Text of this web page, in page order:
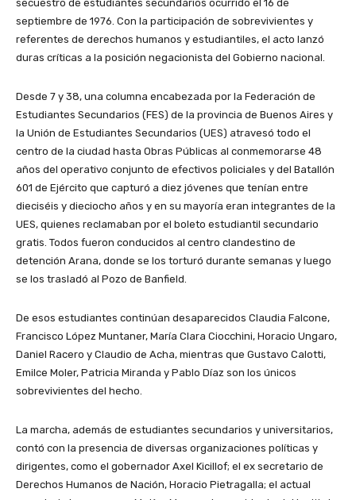
secuestro de estudiantes secundarios ocurrido el 16 de
septiembre de 1976. Con la participación de sobrevivientes y
referentes de derechos humanos y estudiantiles, el acto lanzó
duras críticas a la posición negacionista del Gobierno nacional.
Desde 7 y 38, una columna encabezada por la Federación de
Estudiantes Secundarios (FES) de la provincia de Buenos Aires y
la Unión de Estudiantes Secundarios (UES) atravesó todo el
centro de la ciudad hasta Obras Públicas al conmemorarse 48
años del operativo conjunto de efectivos policiales y del Batallón
601 de Ejército que capturó a diez jóvenes que tenían entre
dieciséis y dieciocho años y en su mayoría eran integrantes de la
UES, quienes reclamaban por el boleto estudiantil secundario
gratis. Todos fueron conducidos al centro clandestino de
detención Arana, donde se los torturó durante semanas y luego
se los trasladó al Pozo de Banfield.
De esos estudiantes continúan desaparecidos Claudia Falcone,
Francisco López Muntaner, María Clara Ciocchini, Horacio Ungaro,
Daniel Racero y Claudio de Acha, mientras que Gustavo Calotti,
Emilce Moler, Patricia Miranda y Pablo Díaz son los únicos
sobrevivientes del hecho.
La marcha, además de estudiantes secundarios y universitarios,
contó con la presencia de diversas organizaciones políticas y
dirigentes, como el gobernador Axel Kicillof; el ex secretario de
Derechos Humanos de Nación, Horacio Pietragalla; el actual